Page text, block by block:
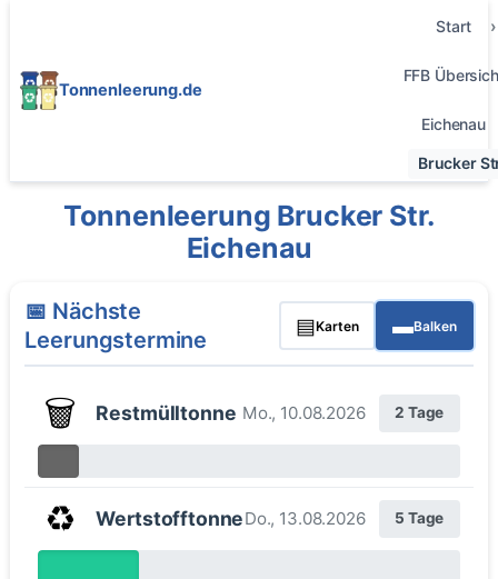
Tonnenleerung.de
Start
FFB
Eichenau
Brucker
Tonnenleerung Brucker Str.
Eichenau
📅 Nächste
Leerungstermine
▤Karten ▬Balken
🗑️ Restmülltonne Mo., 10.08.2026 2 Tage
♻️ WertstofftonneDo., 13.08.2026 5 Tage